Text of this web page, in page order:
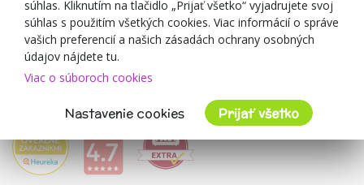
Obchodné podmienky
Ochrana osobných údajov GDPR
Kontakty
Spolupracujeme
súhlas. Kliknutím na tlačidlo „Prijať všetko“ vyjadrujete svoj
súhlas s použitím všetkých cookies. Viac informácií o správe
vašich preferencií a našich zásadách ochrany osobných
údajov nájdete tu.
Viac o súboroch cookies
Nastavenie cookies Prijať všetko